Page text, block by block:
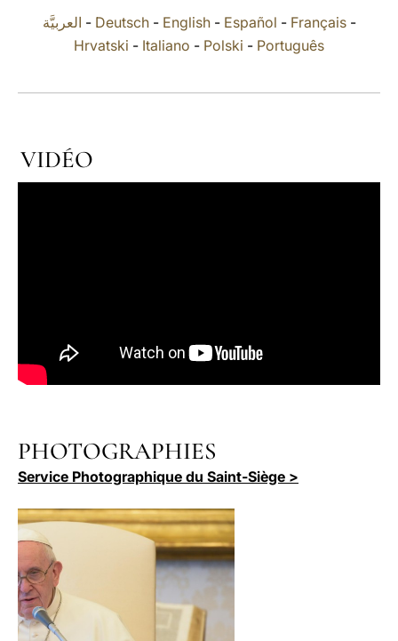
العربيَّة - Deutsch- English- Español - Français-
Hrvatski - Italiano - Polski - Português
VIDÉO
PHOTOGRAPHIES
Service Photographique du Saint-Siège >